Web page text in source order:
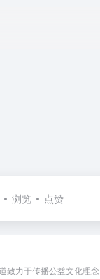
浏览 点赞